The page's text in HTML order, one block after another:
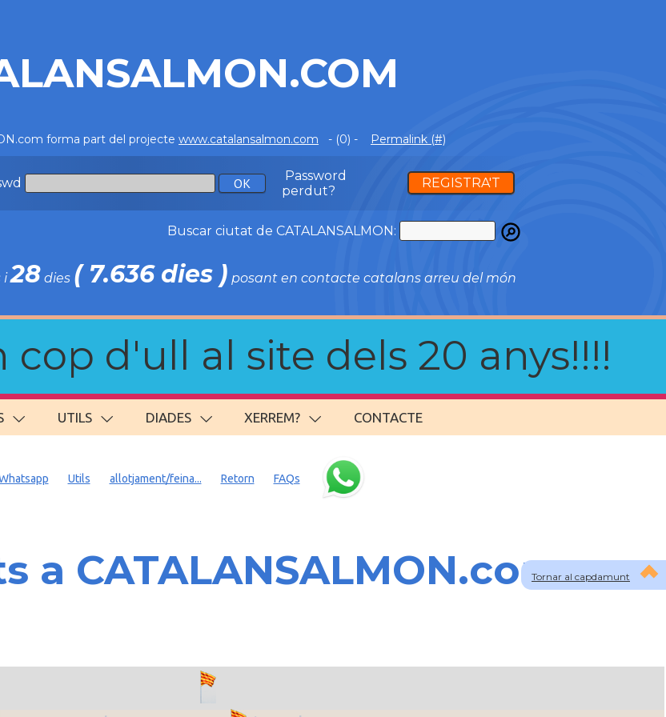
forma part del projecte www.catalansalmon.com - (0) - Permalink (#)
Password
perdut?
REGISTRA'T
Buscar ciutat de CATALANSALMON:
i28 dies ( 7.636 dies ) posant en contacte catalans arreu del món
cop d'ull al site dels 20 anys!!!!
UTILS DIADES XERREM? CONTACTE
Tornar al capdamunt
Utils allotjament/feina... Retorn FAQs
a CATALANSALMON.com